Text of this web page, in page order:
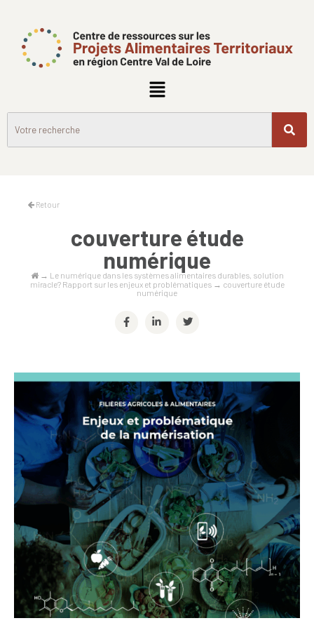
Retour
couverture étude
numérique
→ Le numérique dans les systèmes alimentaires durables, solution
miracle? Rapport sur les enjeux et problématiques→ couverture étude
numérique